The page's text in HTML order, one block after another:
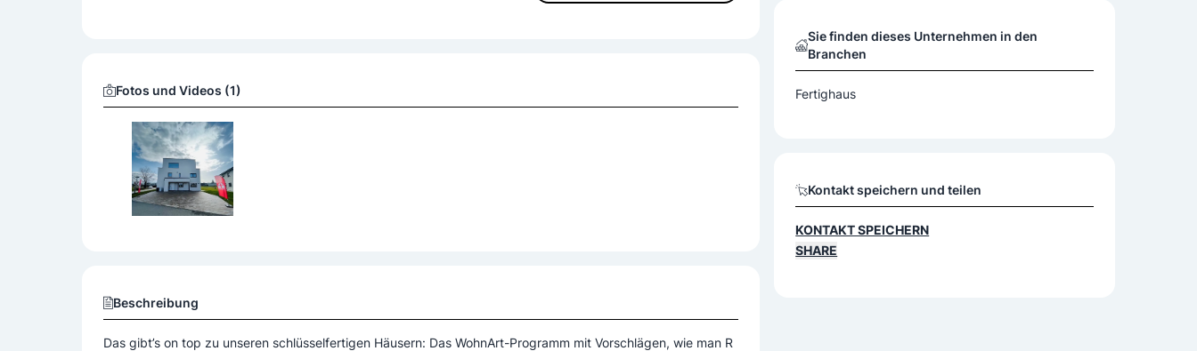
Fotos und Videos (1)
Beschreibung
Das gibt’s on top zu unseren schlüsselfertigen Häusern: Das WohnArt-Programm mit Vorschlägen, wie man R
Sie finden dieses Unternehmen in den
Branchen
Fertighaus
Kontakt speichern und teilen
KONTAKT SPEICHERN
SHARE